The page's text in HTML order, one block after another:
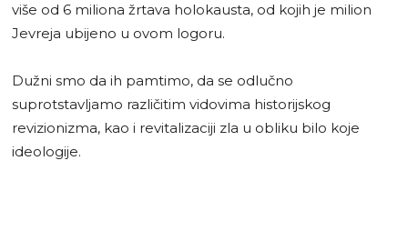
više od 6 miliona žrtava holokausta, od kojih je milion
Jevreja ubijeno u ovom logoru.
Dužni smo da ih pamtimo, da se odlučno
suprotstavljamo različitim vidovima historijskog
revizionizma, kao i revitalizaciji zla u obliku bilo koje
ideologije.